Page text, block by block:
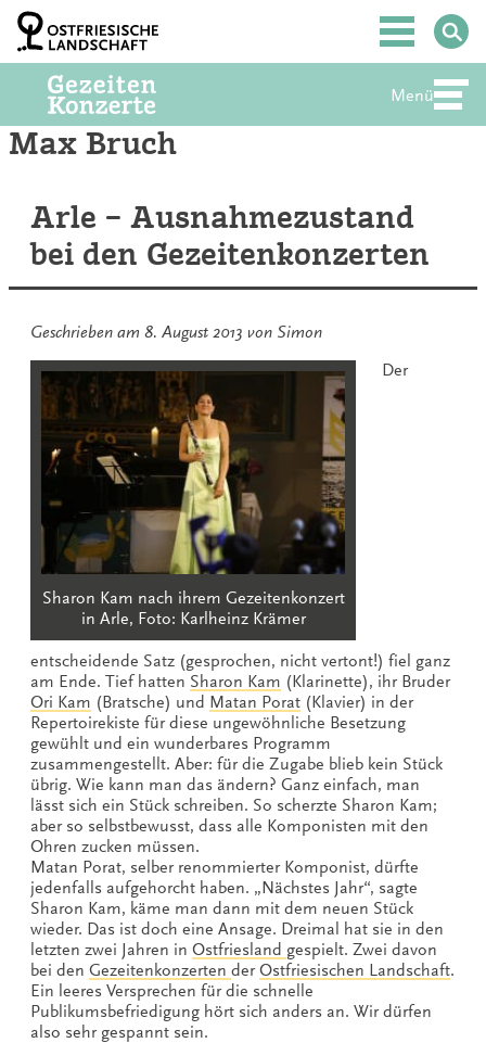
Zum
Inhalt
springen
Hauptmenü
Menü
Max Bruch
Arle – Ausnahmezustand
bei den Gezeitenkonzerten
Geschrieben am 8. August 2013 von Simon
Sharon Kam nach ihrem Gezeitenkonzert
in Arle, Foto: Karlheinz Krämer
Der
entscheidende Satz (gesprochen, nicht vertont!) fiel ganz
am Ende. Tief hatten Sharon Kam (Klarinette), ihr Bruder
Ori Kam (Bratsche) und Matan Porat (Klavier) in der
Repertoirekiste für diese ungewöhnliche Besetzung
gewühlt und ein wunderbares Programm
zusammengestellt. Aber: für die Zugabe blieb kein Stück
übrig. Wie kann man das ändern? Ganz einfach, man
lässt sich ein Stück schreiben. So scherzte Sharon Kam;
aber so selbstbewusst, dass alle Komponisten mit den
Ohren zucken müssen.
Matan Porat, selber renommierter Komponist, dürfte
jedenfalls aufgehorcht haben. „Nächstes Jahr“, sagte
Sharon Kam, käme man dann mit dem neuen Stück
wieder. Das ist doch eine Ansage. Dreimal hat sie in den
letzten zwei Jahren in Ostfriesland gespielt. Zwei davon
bei den Gezeitenkonzerten derOstfriesischen Landschaft.
Ein leeres Versprechen für die schnelle
Publikumsbefriedigung hört sich anders an. Wir dürfen
also sehr gespannt sein.